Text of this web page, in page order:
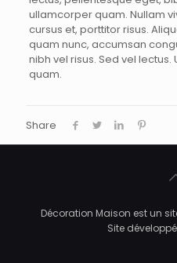
ullamcorper quam. Nullam
cursus et, porttitor risus.
quam nunc, accumsan
nibh vel risus. Sed vel
quam.
Share
Décoration Maison est un
Site